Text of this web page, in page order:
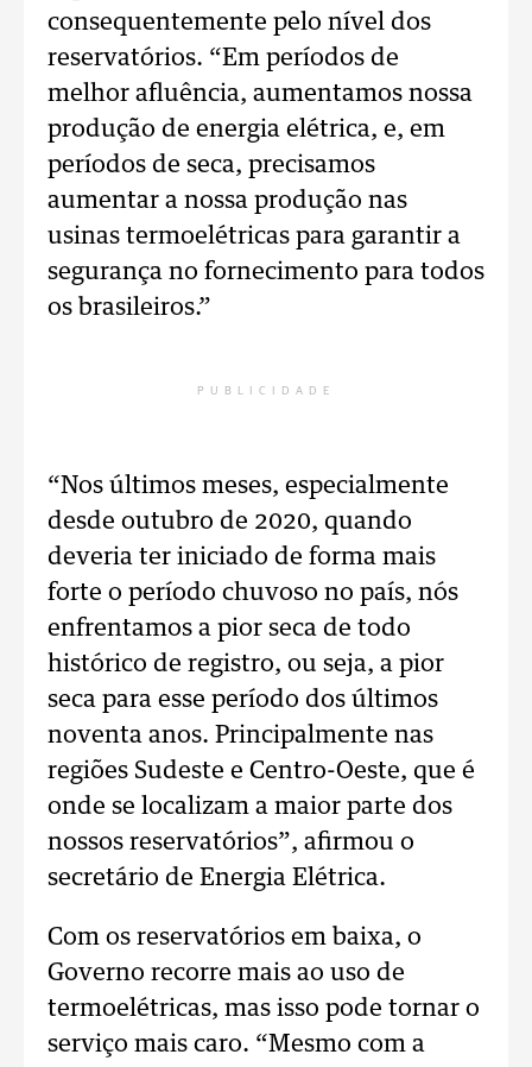
consequentemente pelo nível dos
reservatórios. “Em períodos de
melhor afluência, aumentamos nossa
produção de energia elétrica, e, em
períodos de seca, precisamos
aumentar a nossa produção nas
usinas termoelétricas para garantir a
segurança no fornecimento para todos
os brasileiros.”
PUBLICIDADE
“Nos últimos meses, especialmente
desde outubro de 2020, quando
deveria ter iniciado de forma mais
forte o período chuvoso no país, nós
enfrentamos a pior seca de todo
histórico de registro, ou seja, a pior
seca para esse período dos últimos
noventa anos. Principalmente nas
regiões Sudeste e Centro-Oeste, que é
onde se localizam a maior parte dos
nossos reservatórios”, afirmou o
secretário de Energia Elétrica.
Com os reservatórios em baixa, o
Governo recorre mais ao uso de
termoelétricas, mas isso pode tornar o
serviço mais caro. “Mesmo com a